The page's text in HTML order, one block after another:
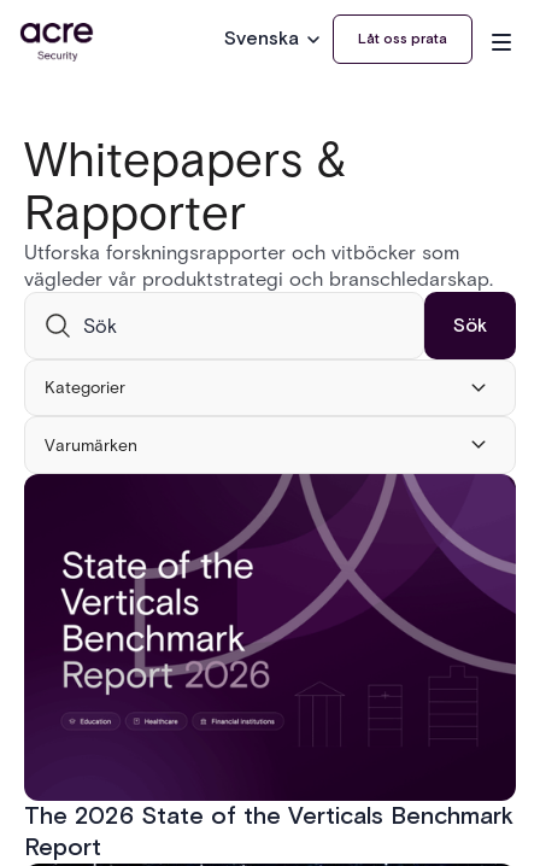
Svenska Låt oss prata
Whitepapers &
Rapporter
Utforska forskningsrapporter och vitböcker som
vägleder vår produktstrategi och branschledarskap.
Kategorier
Varumärken
The 2026 State of the Verticals Benchmark
Report